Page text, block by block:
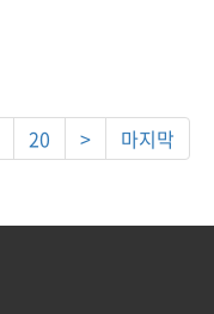
20 > 마지막